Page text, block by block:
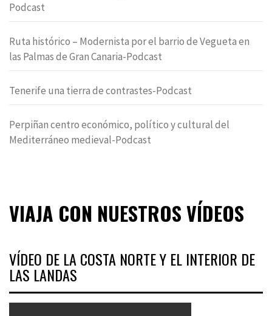
Podcast
Ruta histórico – Modernista por el barrio de Vegueta en
las Palmas de Gran Canaria-Podcast
Tenerife una tierra de contrastes-Podcast
Perpiñan centro económico, político y cultural del
Mediterráneo medieval-Podcast
VIAJA CON NUESTROS VÍDEOS
VÍDEO DE LA COSTA NORTE Y EL INTERIOR DE
LAS LANDAS